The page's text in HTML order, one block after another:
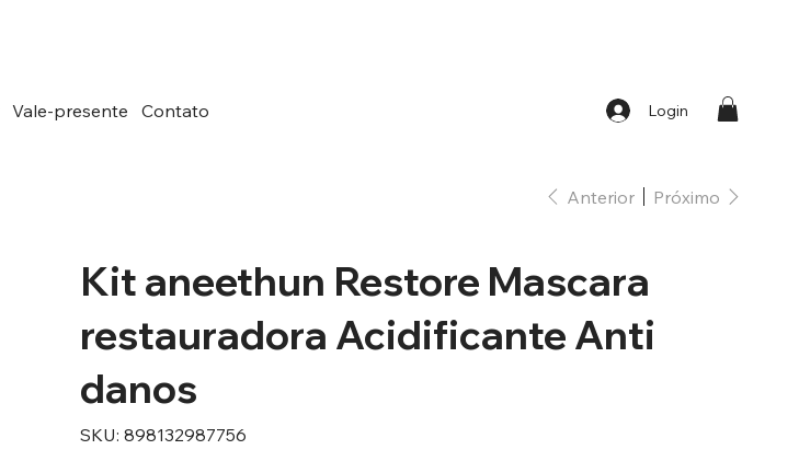
Login
Vale-presente Contato
Anterior Próximo
Kit aneethun Restore Mascara
restauradora Acidificante Anti
danos
SKU: SKU
898132987756
898132987756